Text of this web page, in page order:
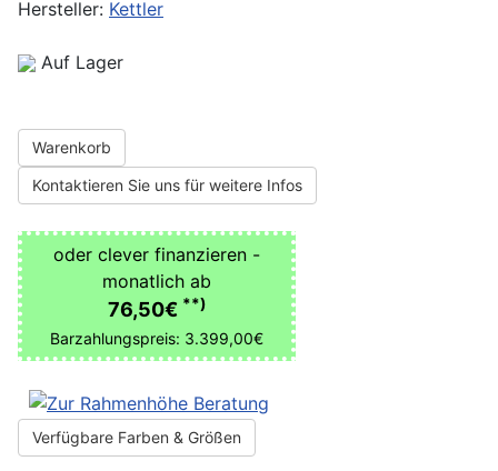
Hersteller: Kettler
Auf Lager
Warenkorb
Kontaktieren Sie uns für weitere Infos
oder clever finanzieren -
monatlich ab
76,50€ **)
Barzahlungspreis: 3.399,00€
Verfügbare Farben & Größen